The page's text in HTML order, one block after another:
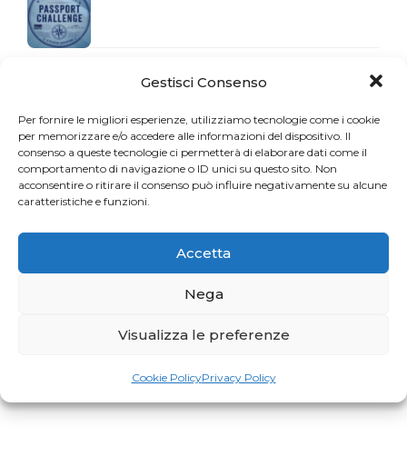
Gestisci Consenso
Per fornire le migliori esperienze, utilizziamo tecnologie come i cookie
per memorizzare e/o accedere alle informazioni del dispositivo. Il
consenso a queste tecnologie ci permetterà di elaborare dati come il
comportamento di navigazione o ID unici su questo sito. Non
acconsentire o ritirare il consenso può influire negativamente su alcune
caratteristiche e funzioni.
Accetta
Nega
Visualizza le preferenze
Cookie PolicyPrivacy Policy
Profumo di Hundred
Gaia Faggiani Teacher of the Month